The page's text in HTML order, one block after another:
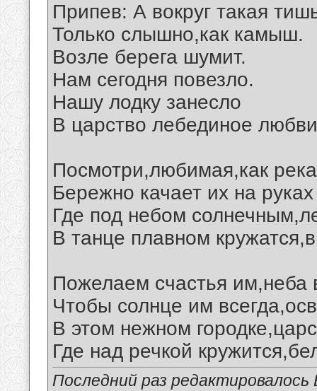
Припев: А вокруг такая
Только слышно,как камыш.
Возле берега шумит.
Нам сегодня повезло.
Нашу лодку занесло
В царство лебединое
Посмотри,любимая,как
Бережно качает их на
Где под небом
В танце плавном
Пожелаем счастья им,неба
Чтобы солнце им
В этом нежном
Где над речкой
Последний раз